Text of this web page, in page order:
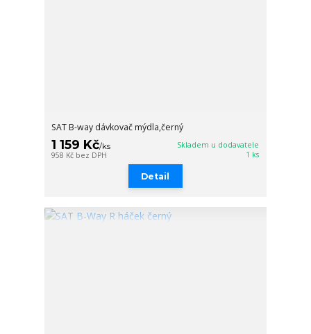
SAT B-way dávkovač mýdla,černý
1 159 Kč/ks
958 Kč bez DPH
Skladem u dodavatele
1 ks
Detail